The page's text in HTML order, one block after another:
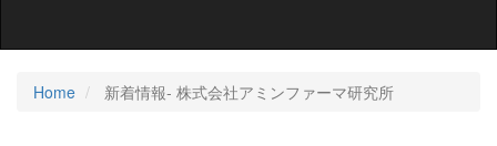
Home 新着情報‐ 株式会社アミンファーマ研究所